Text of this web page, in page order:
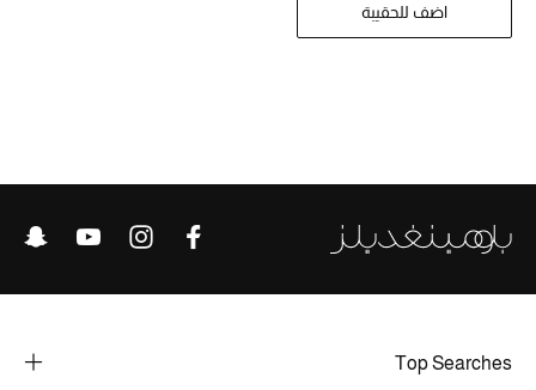
تشكيلة الأعراس
ركن الفخامة
جميع الملابس النسائية
جميع الأحذية النسائية
جميع الحقائب النسائية
اضف للحقيبة
Top Searches